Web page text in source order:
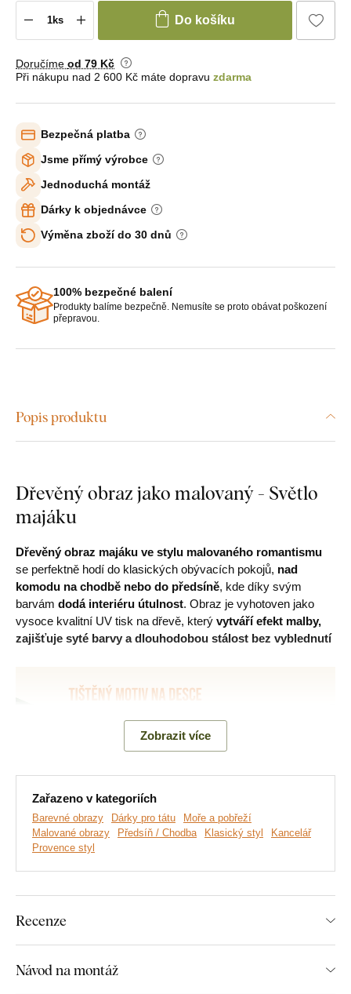
Do košíku
Doručíme od 79 Kč
Při nákupu nad 2 600 Kč máte dopravu zdarma
Bezpečná platba
Jsme přímý výrobce
Jednoduchá montáž
Dárky k objednávce
Výměna zboží do 30 dnů
100% bezpečné balení
Produkty balíme bezpečně. Nemusíte se proto obávat poškození
přepravou.
Popis produktu
Dřevěný obraz jako malovaný - Světlo
majáku
Dřevěný obraz majáku ve stylu malovaného romantismu
se perfektně hodí do klasických obývacích pokojů, nad
komodu na chodbě nebo do předsíně, kde díky svým
barvám dodá interiéru útulnost. Obraz je vyhotoven jako
vysoce kvalitní UV tisk na dřevě, který vytváří efekt malby,
zajišťuje syté barvy a dlouhodobou stálost bez vyblednutí
nejkvalitnější barvy na trhu. Motiv tiskneme přímo na desku
a následně vyřezáváme pomocí laseru. Díky tomu má obraz z
motiv.
Zobrazit více
Zařazeno v kategoriích
Barevné obrazy Dárky pro tátu
Moře a pobřeží
Malované obrazy
Předsíň / Chodba Klasický styl
Kancelář
Provence styl
Recenze
Návod na montáž